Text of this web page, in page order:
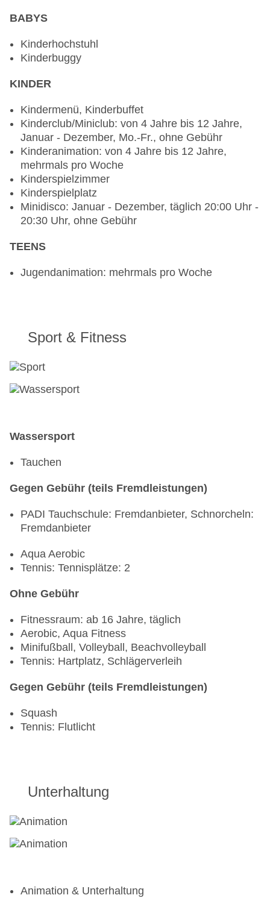
Dezember, täglich 10:00 Uhr - 00:00 Uhr, ohne
Poolbar Outdoor „Nesma Pool Bar“: Januar -
Dezember, täglich 10:00 Uhr - 18:00 Uhr und
Strandbar „Morgana Beach Bar“: Januar -
Dezember, täglich 10:00 Uhr - 18:00 Uhr, ohne
Gebühr
BABYS
Kinderhochstuhl
Kinderbuggy
KINDER
Kindermenü, Kinderbuffet
Kinderclub/Miniclub: von 4 Jahre bis 12 Jahre,
Januar - Dezember, Mo.-Fr., ohne Gebühr
Kinderanimation: von 4 Jahre bis 12 Jahre,
mehrmals pro Woche
Kinderspielzimmer
Kinderspielplatz
Minidisco: Januar - Dezember, täglich 20:00 Uhr -
20:30 Uhr, ohne Gebühr
TEENS
Jugendanimation: mehrmals pro Woche
Sport & Fitness
Wassersport
Tauchen
Gegen Gebühr (teils Fremdleistungen)
PADI Tauchschule: Fremdanbieter, Schnorcheln:
Fremdanbieter
Aqua Aerobic
Tennis: Tennisplätze: 2
Ohne Gebühr
Fitnessraum: ab 16 Jahre, täglich
Aerobic, Aqua Fitness
Minifußball, Volleyball, Beachvolleyball
Tennis: Hartplatz, Schlägerverleih
Gegen Gebühr (teils Fremdleistungen)
Squash
Tennis: Flutlicht
Unterhaltung
Animation & Unterhaltung